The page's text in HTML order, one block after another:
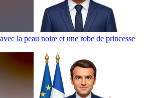
la peau noire et une robe de princesse